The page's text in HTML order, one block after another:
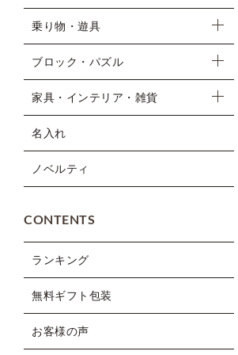
乗り物・遊具
ブロック・パズル
家具・インテリア・雑貨
名入れ
ノベルティ
CONTENTS
ランキング
無料ギフト包装
お客様の声